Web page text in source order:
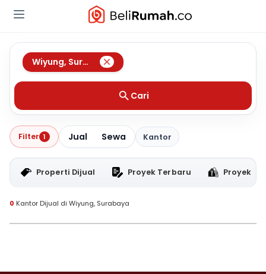
Wiyung, Surabaya
Cari
Filter 1 Jual Sewa Kantor
Properti Dijual Proyek Terbaru Proyek
0 Kantor Dijual di Wiyung, Surabaya